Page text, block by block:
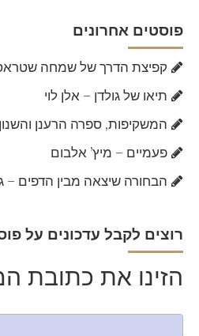
פוסטים אחרונים
קפיצת הדרך של שמחה
תיאו של גולדן – אלן לוי
המשקיפות, ספרה הרענן
פעמיים – מיץ’ אלבום
הבחורה שיצאה מבין הדפים –
?רוצים לקבל עדכונים על
הזינו את כתובת